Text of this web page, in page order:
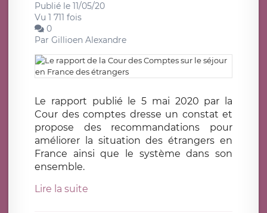
Publié le 11/05/20
Vu 1 711 fois
0
Par Gillioen Alexandre
Le rapport publié le 5 mai 2020 par la
Cour des comptes dresse un constat et
propose des recommandations pour
améliorer la situation des étrangers en
France ainsi que le système dans son
ensemble.
Lire la suite